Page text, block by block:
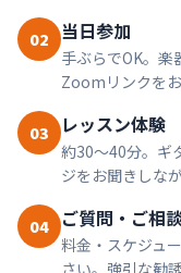
02 当日参加
手ぶらでOK。楽
Zoomリンクをお
03 レッスン体験
約30〜40分。ギ
ジをお聞きしな
04 ご質問・ご相
料金・スケジュ
さい。強引な勧